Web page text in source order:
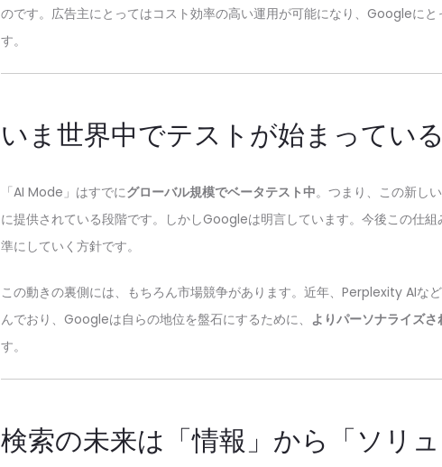
のです。広告主にとってはコスト効率の高い運用が可能になり、Googleに
す。
いま世界中でテストが始まっている
「AI Mode」はすでにグローバル規模でベータテスト中。つまり、この新し
に提供されている段階です。しかしGoogleは明言しています。今後この仕
準にしていく方針です。
この動きの裏側には、もちろん市場競争があります。近年、Perplexity AIな
んでおり、Googleは自らの地位を盤石にするために、 よりパーソナライズ
す。
検索の未来は「情報」から「ソリ